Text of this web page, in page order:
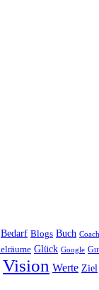
Bedarf Blogs Buch
Glück Google
Vision Werte Ziel